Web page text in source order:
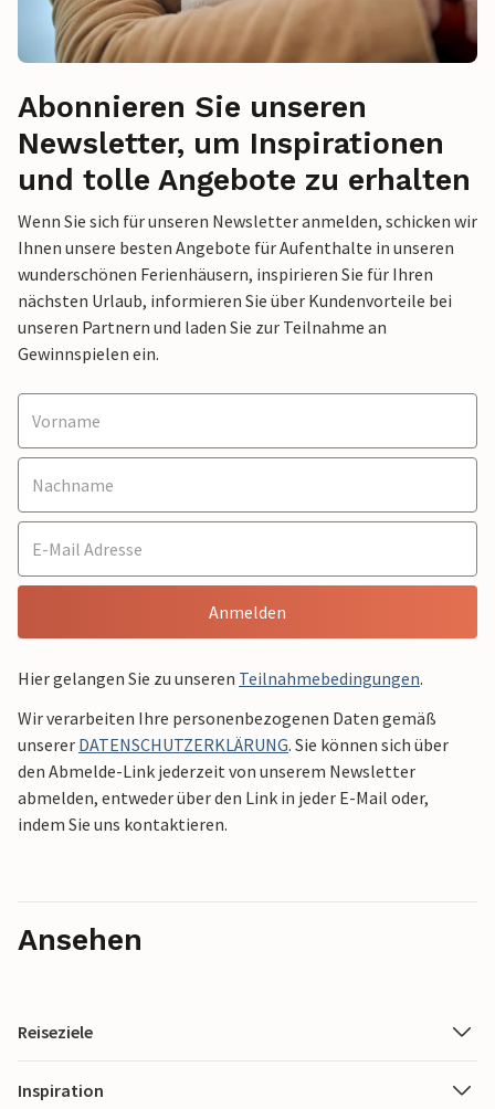
Abonnieren Sie unseren
Newsletter, um Inspirationen
und tolle Angebote zu erhalten
Wenn Sie sich für unseren Newsletter anmelden, schicken wir
Ihnen unsere besten Angebote für Aufenthalte in unseren
wunderschönen Ferienhäusern, inspirieren Sie für Ihren
nächsten Urlaub, informieren Sie über Kundenvorteile bei
unseren Partnern und laden Sie zur Teilnahme an
Gewinnspielen ein.
Anmelden
Hier gelangen Sie zu unseren Teilnahmebedingungen.
Wir verarbeiten Ihre personenbezogenen Daten gemäß
unserer DATENSCHUTZERKLÄRUNG. Sie können sich über
den Abmelde-Link jederzeit von unserem Newsletter
abmelden, entweder über den Link in jeder E-Mail oder,
indem Sie uns kontaktieren.
Ansehen
Reiseziele
Inspiration